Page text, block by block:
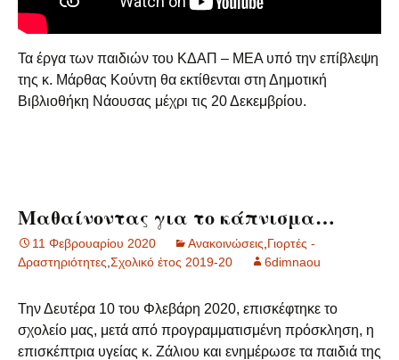
Τα έργα των παιδιών του ΚΔΑΠ – ΜΕΑ υπό την επίβλεψη
της κ. Μάρθας Κούντη θα εκτίθενται στη Δημοτική
Βιβλιοθήκη Νάουσας μέχρι τις 20 Δεκεμβρίου.
Μαθαίνοντας για το κάπνισμα…
11 Φεβρουαρίου 2020 Ανακοινώσεις Γιορτές -
Δραστηριότητες Σχολικό έτος 2019-20 6dimnaou
Την Δευτέρα 10 του Φλεβάρη 2020, επισκέφτηκε το
σχολείο μας, μετά από προγραμματισμένη πρόσκληση, η
επισκέπτρια υγείας κ. Ζάλιου και ενημέρωσε τα παιδιά της